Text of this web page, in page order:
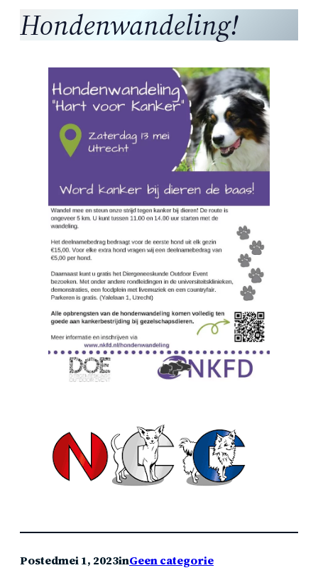
Hondenwandeling!
Postedmei 1, 2023inGeen categorie